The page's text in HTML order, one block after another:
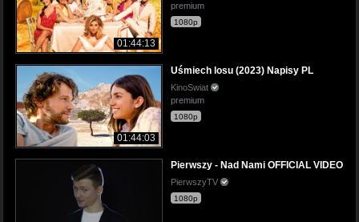
01:44:13
premium
1080p
01:44:03
Uśmiech losu (2023) Napisy PL
KinoSwiat
premium
1080p
Pierwszy - Nad Nami OFFICIAL VIDEO
PierwszyTV
1080p